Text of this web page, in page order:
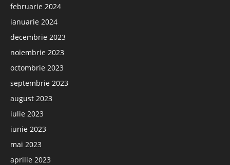
februarie 2024
ianuarie 2024
decembrie 2023
noiembrie 2023
octombrie 2023
septembrie 2023
august 2023
iulie 2023
iunie 2023
mai 2023
aprilie 2023